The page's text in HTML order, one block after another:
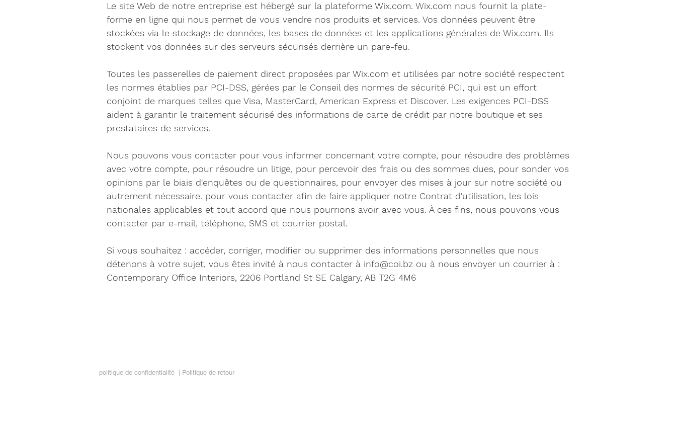
Le site Web de notre entreprise est hébergé sur la plateforme Wix.com. Wix.com nous fournit la plate-
forme en ligne qui nous permet de vous vendre nos produits et services. Vos données peuvent être
stockées via le stockage de données, les bases de données et les applications générales de Wix.com. Ils
stockent vos données sur des serveurs sécurisés derrière un pare-feu.
Toutes les passerelles de paiement direct proposées par Wix.com et utilisées par notre société respectent
les normes établies par PCI-DSS, gérées par le Conseil des normes de sécurité PCI, qui est un effort
conjoint de marques telles que Visa, MasterCard, American Express et Discover. Les exigences PCI-DSS
aident à garantir le traitement sécurisé des informations de carte de crédit par notre boutique et ses
prestataires de services.
Nous pouvons vous contacter pour vous informer concernant votre compte, pour résoudre des problèmes
avec votre compte, pour résoudre un litige, pour percevoir des frais ou des sommes dues, pour sonder vos
opinions par le biais d'enquêtes ou de questionnaires, pour envoyer des mises à jour sur notre société ou
autrement nécessaire. pour vous contacter afin de faire appliquer notre Contrat d'utilisation, les lois
nationales applicables et tout accord que nous pourrions avoir avec vous. À ces fins, nous pouvons vous
contacter par e-mail, téléphone, SMS et courrier postal.
Si vous souhaitez : accéder, corriger, modifier ou supprimer des informations personnelles que nous
détenons à votre sujet, vous êtes invité à nous contacter à info@coi.bz ou à nous envoyer un courrier à :
Contemporary Office Interiors, 2206 Portland St SE Calgary, AB T2G 4M6
politique de confidentialité Politique de retour